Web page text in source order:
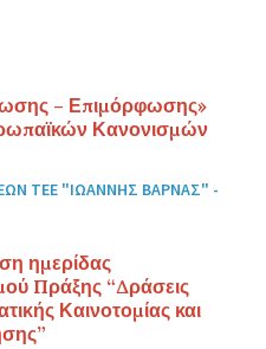
– Επιμόρφωσης»
Κανονισμών
ΤΕΕ "ΙΩΑΝΝΗΣ ΒΑΡΝΑΣ" -
ημερίδας
Πράξης “Δράσεις
Καινοτομίας και